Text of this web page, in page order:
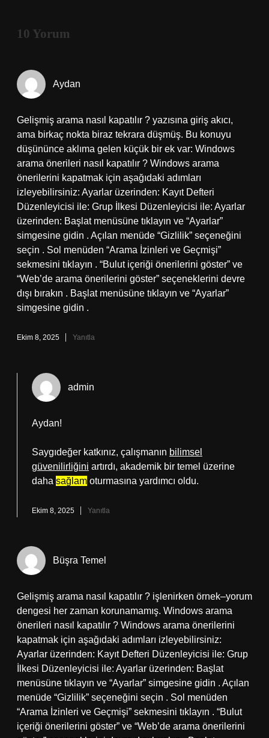
10 Yorum
Aydan
Gelişmiş arama nasıl kapatılır ? yazısına giriş akıcı,
ama birkaç nokta biraz tekrara düşmüş. Bu konuyu
düşününce aklıma gelen küçük bir ek var: Windows
arama önerileri nasıl kapatılır ? Windows arama
önerilerini kapatmak için aşağıdaki adımları
izleyebilirsiniz: Ayarlar üzerinden: Kayıt Defteri
Düzenleyicisi ile: Grup İlkesi Düzenleyicisi ile: Ayarlar
üzerinden: Başlat menüsüne tıklayın ve “Ayarlar”
simgesine gidin . Açılan menüde “Gizlilik” seçeneğini
seçin . Sol menüden “Arama İzinleri ve Geçmişi”
sekmesini tıklayın . “Bulut içeriği önerilerini göster” ve
“Web’de arama önerilerini göster” seçeneklerini devre
dışı bırakın . Başlat menüsüne tıklayın ve “Ayarlar”
simgesine gidin .
Ekim 8, 2025 Yanıtla
admin
Aydan!
Saygıdeğer katkınız, çalışmanın bilimsel
güvenilirliğini artırdı, akademik bir temel üzerine
daha sağlam oturmasına yardımcı oldu.
Ekim 8, 2025 Yanıtla
Büşra Temel
Gelişmiş arama nasıl kapatılır ? işlenirken örnek–yorum
dengesi her zaman korunamamış. Windows arama
önerileri nasıl kapatılır ? Windows arama önerilerini
kapatmak için aşağıdaki adımları izleyebilirsiniz:
Ayarlar üzerinden: Kayıt Defteri Düzenleyicisi ile: Grup
İlkesi Düzenleyicisi ile: Ayarlar üzerinden: Başlat
menüsüne tıklayın ve “Ayarlar” simgesine gidin . Açılan
menüde “Gizlilik” seçeneğini seçin . Sol menüden
“Arama İzinleri ve Geçmişi” sekmesini tıklayın . “Bulut
içeriği önerilerini göster” ve “Web’de arama önerilerini